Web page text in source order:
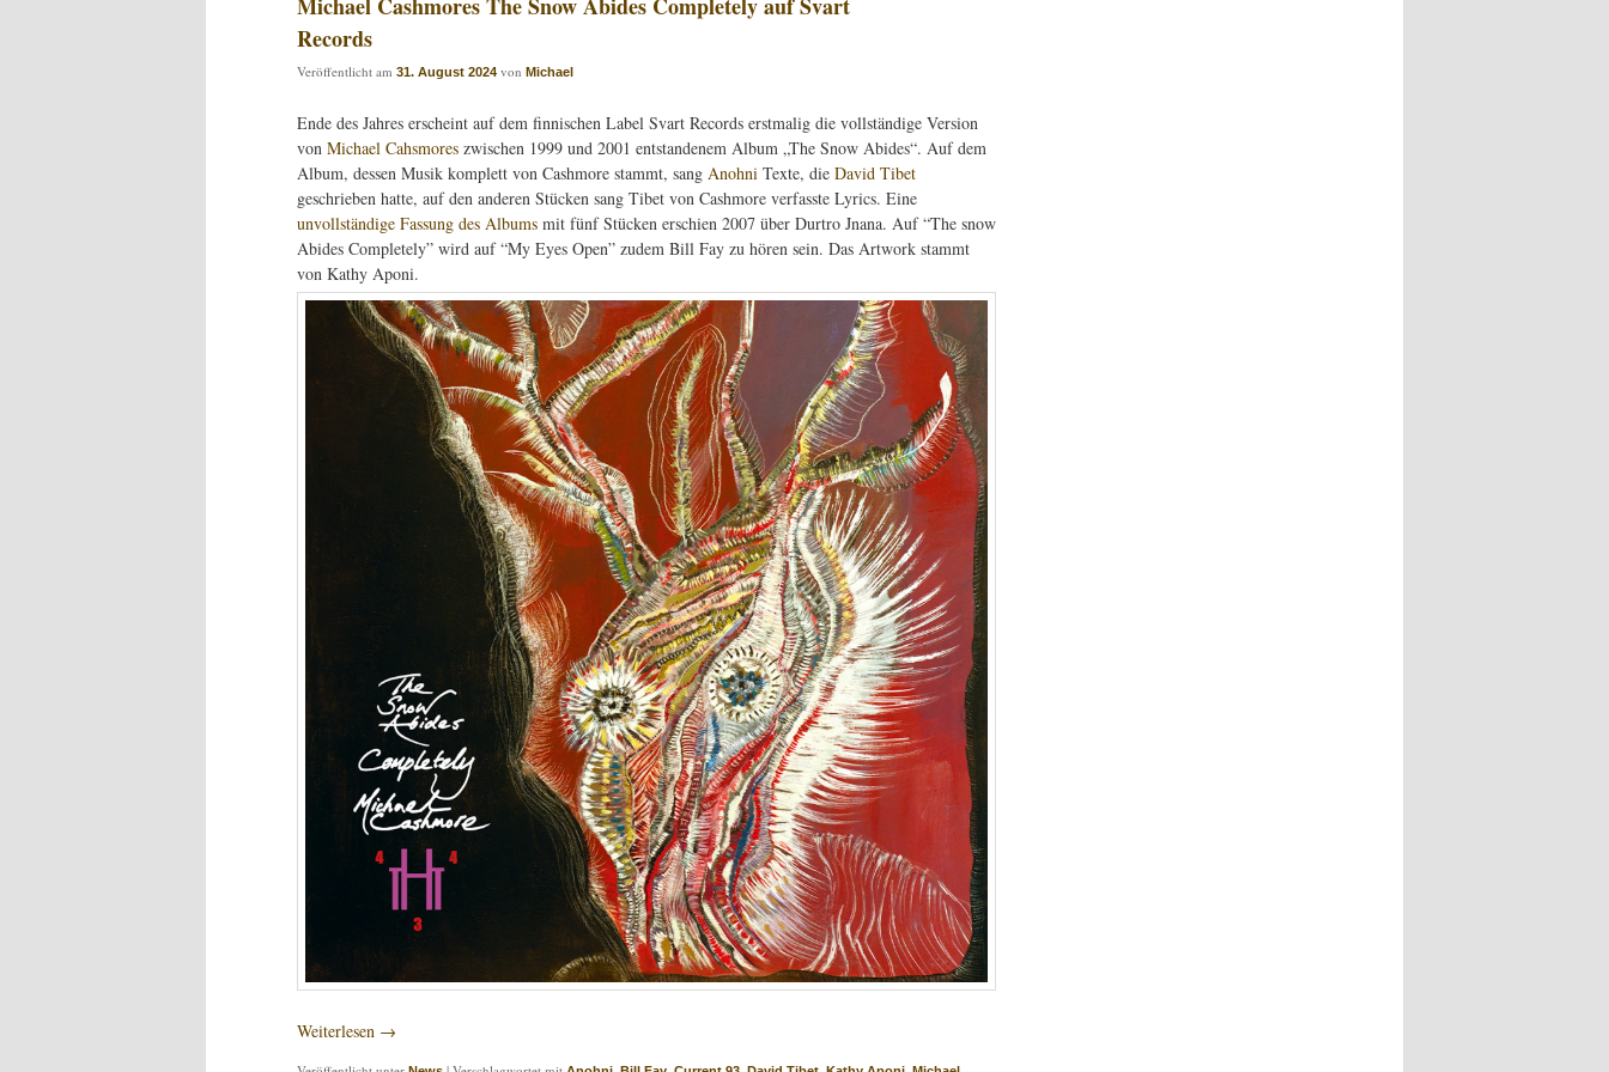
Records
Veröffentlicht am 31. August 2024 von Michael
Ende des Jahres erscheint auf dem finnischen Label Svart Records erstmalig die vollständige Version
von Michael Cahsmores zwischen 1999 und 2001 entstandenem Album „The Snow Abides“. Auf dem
Album, dessen Musik komplett von Cashmore stammt, sang Anohni Texte, die David Tibet
geschrieben hatte, auf den anderen Stücken sang Tibet von Cashmore verfasste Lyrics. Eine
unvollständige Fassung des Albums mit fünf Stücken erschien 2007 über Durtro Jnana. Auf “The snow
Abides Completely” wird auf “My Eyes Open” zudem Bill Fay zu hören sein. Das Artwork stammt
von Kathy Aponi.
Weiterlesen →